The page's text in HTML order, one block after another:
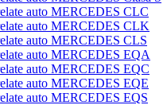
auto MERCEDES CLC
auto MERCEDES CLK
auto MERCEDES CLS
auto MERCEDES EQA
auto MERCEDES EQC
auto MERCEDES EQE
auto MERCEDES EQS